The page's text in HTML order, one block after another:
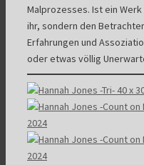
Malprozesses. Ist ein
ihr, sondern den
Erfahrungen und
oder etwas völlig